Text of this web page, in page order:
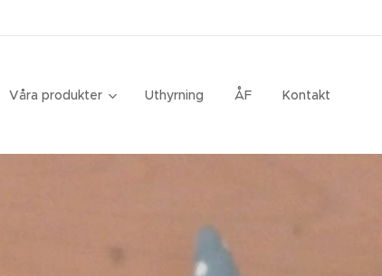
Våra produkter Uthyrning ÅF Kontakt